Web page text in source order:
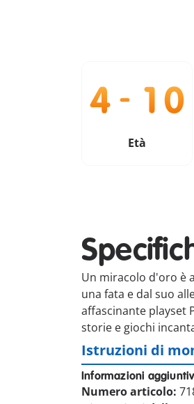
Età
Un miracolo d'oro è
una fata e dal suo
affascinante playset
storie e giochi
Istruzioni di
Informazioni
Numero articolo: